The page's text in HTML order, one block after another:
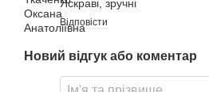
Яскраві, зручні
Відповісти
Новий відгук або коментар